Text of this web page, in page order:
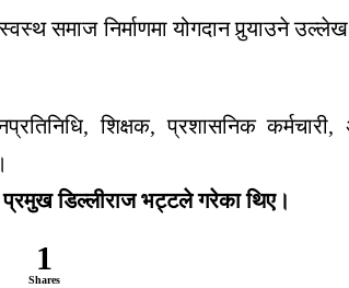
समाज निर्माणमा योगदान पुर्‍याउने उल्लेख
शिक्षक, प्रशासनिक कर्मचारी,
डिल्लीराज भट्टले गरेका थिए।
1
Shares